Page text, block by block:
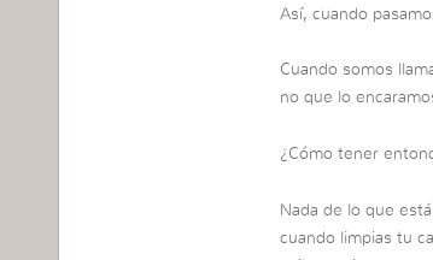
Así, cuando
Cuando somos
no que lo
¿Cómo tener
Nada de lo que
cuando limpias tu